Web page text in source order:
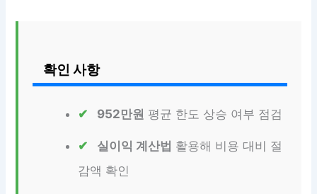
확인 사항
952만원 평균 한도 상승 여부 점검
실이익 계산법 활용해 비용 대비 절
감액 확인